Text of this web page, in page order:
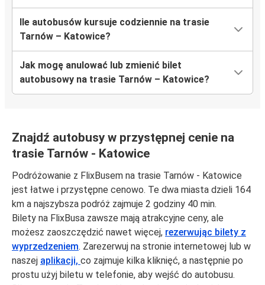
Ile autobusów kursuje codziennie na trasie
Tarnów – Katowice?
Jak mogę anulować lub zmienić bilet
autobusowy na trasie Tarnów – Katowice?
Znajdź autobusy w przystępnej cenie na
trasie Tarnów - Katowice
Podróżowanie z FlixBusem na trasie Tarnów - Katowice
jest łatwe i przystępne cenowo. Te dwa miasta dzieli 164
km a najszybsza podróż zajmuje 2 godziny 40 min.
Bilety na FlixBusa zawsze mają atrakcyjne ceny, ale
możesz zaoszczędzić nawet więcej, rezerwując bilety z
wyprzedzeniem. Zarezerwuj na stronie internetowej lub w
naszej aplikacji, co zajmuje kilka kliknięć, a następnie po
prostu użyj biletu w telefonie, aby wejść do autobusu.